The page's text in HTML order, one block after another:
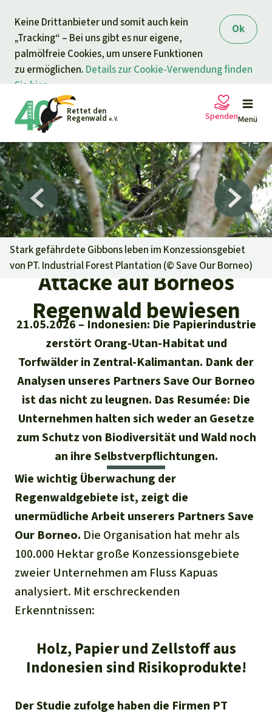
Ok
Keine Drittanbieter und somit auch kein
„Tracking“ – Bei uns gibt es nur eigene,
palmölfreie Cookies, um unsere Funktionen
zu ermöglichen. Details zur Cookie-Verwendung finden
Sie hier.
springen
Rettet den
Regenwald e. V. Menü
Petitionen
Projekte
Informieren
Aktuelles
Erfolge
Alle News
Kids
Newsletter­anmeldung
Unsere Themen
Der Regenwald
Klima
Biodiversität
Palmöl
Biokraftstoff
Tropenholz
Aluminium
Gold
Landraub
Regenwald Report
Aktuelle Ausgabe
04/2025
03/2025
02/2025
Ältere Ausgaben
Erfolge
Shop
Überuns
Über uns
Der Verein
40 Jahre Vereins­geschichte
Häufige Fragen
Jahresberichte
Stiftung
Kontakt
Medien
Presse
Presse-Echo
Widget einbinden
Banner einbinden
Freianzeigen
Suche
Deutsch
English
Español
Français
Italiano
Spenden
Ihre Spende hilft
Allgemeine Spende
Dringender Spendenaufruf
Regenwald-Urkunden
Fragen & Antworten
Testament
SpendenkontoRettet den
Regenwald e. V.
DE114306 09672025 054100
GENODEM1GLS
GLS Bank
IBAN kopieren
Spenden für ein Thema
Tierschutz
Waldschutz
Schutz von Indigenen
Spenden für eine Region
Südostasien
Afrika
Lateinamerika
Stark gefährdete Gibbons leben im Konzessionsgebiet
von PT. Industrial Forest Plantation (©Save Our Borneo)
Attacke auf Borneos
Regenwald bewiesen
21.05.2026
Indonesien: Die Papierindustrie
zerstört Orang-Utan-Habitat und
Torfwälder in Zentral-Kalimantan. Dank der
Analysen unseres Partners Save Our Borneo
ist das nicht zu leugnen. Das Resumée: Die
Unternehmen halten sich weder an Gesetze
zum Schutz von Biodiversität und Wald noch
an ihre Selbstverpflichtungen.
Wie wichtig Überwachung der
Regenwaldgebiete ist, zeigt die
unermüdliche Arbeit unserers Partners Save
Our Borneo. Die Organisation hat mehr als
100.000 Hektar große Konzessionsgebiete
zweier Unternehmen am Fluss Kapuas
analysiert. Mit erschreckenden
Erkenntnissen:
Holz, Papier und Zellstoff aus
Indonesien sind Risikoprodukte!
Der Studie zufolge haben die Firmen PT